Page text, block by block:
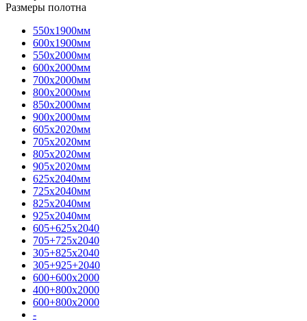
Размеры полотна
550х1900мм
600х1900мм
550х2000мм
600х2000мм
700х2000мм
800х2000мм
850х2000мм
900х2000мм
605х2020мм
705х2020мм
805х2020мм
905х2020мм
625х2040мм
725х2040мм
825х2040мм
925х2040мм
605+625х2040
705+725х2040
305+825х2040
305+925+2040
600+600х2000
400+800х2000
600+800х2000
-